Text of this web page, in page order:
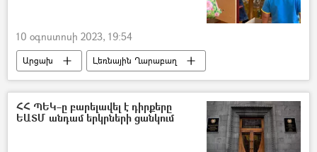
10 օգոստոսի 2023, 19:54
Արցախ
Լեռնային Ղարաբաղ
Հումանիտար օգնություն
Լաչինի միջանցք
Գեղամ Ստեփանյան
ՀՀ ՊԵԿ–ը բարելավել է դիրքերը
ԵԱՏՄ անդամ երկրների ցանկում